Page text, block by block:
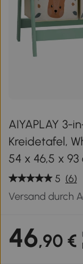
AIYAPLAY 3-
Kreidetafel,
54 x 46,5 x
5 (6)
Versand durch
46,90 €